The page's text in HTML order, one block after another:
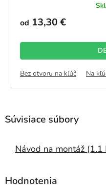
od 13,30 €
Bez otvoru na kľúč Na
Návod na montáž (1.1